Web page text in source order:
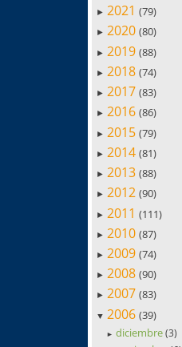
► 2021 (79)
► 2020 (80)
► 2019 (88)
► 2018 (74)
► 2017 (83)
► 2016 (86)
► 2015 (79)
► 2014 (81)
► 2013 (88)
► 2012 (90)
► 2011 (111)
► 2010 (87)
► 2009 (74)
► 2008 (90)
► 2007 (83)
▼ 2006 (39)
► diciembre(3)